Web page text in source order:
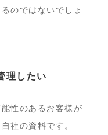
のではないでしょ
理したい
性のあるお客様が
社の資料です。